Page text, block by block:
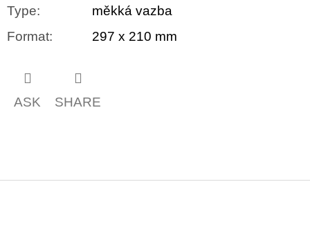
Type:
měkká vazba
Format: 297 x 210 mm
ASK SHARE